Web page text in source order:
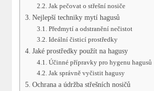
Jak pečovat o střešní nosiče
Nejlepší techniky mytí hagusů
Předmytí a odstranění nečistot
Ideální čisticí prostředky
Jaké prostředky použít na hagusy
Účinné přípravky pro hygenu hagusů
Jak správně vyčistit hagusy
Ochrana a údržba střešních nosičů